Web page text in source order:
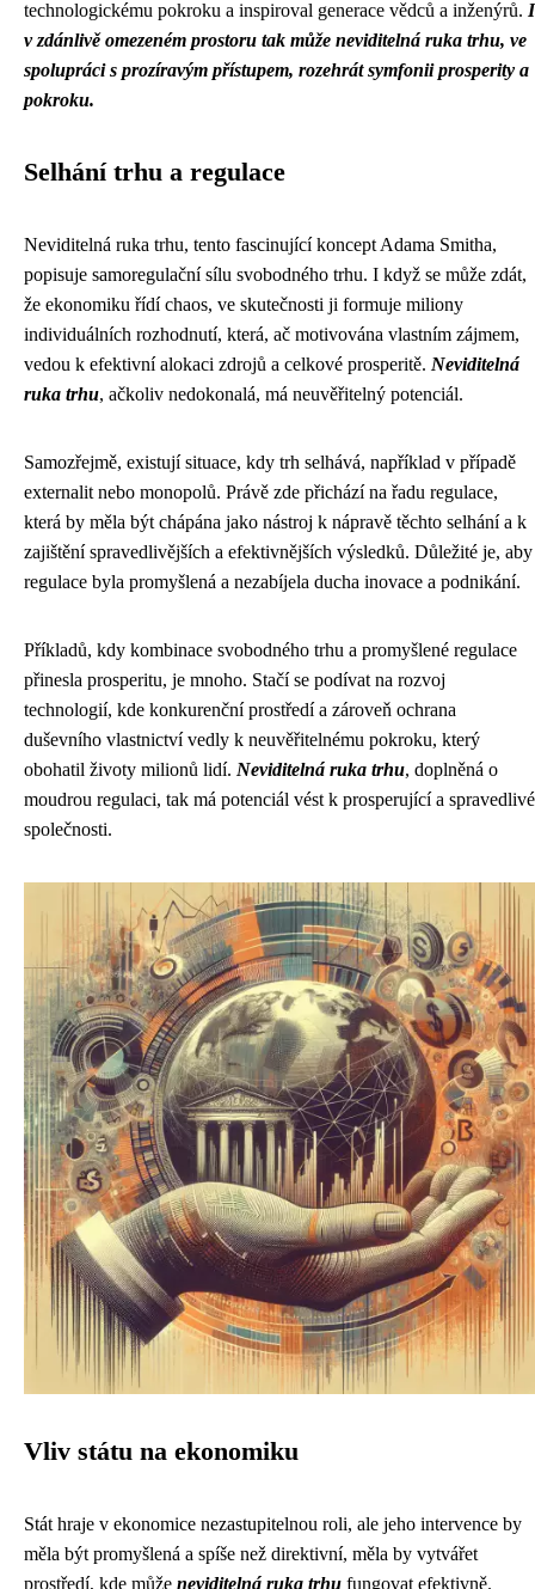
technologickému pokroku a inspiroval generace vědců a inženýrů. I
v zdánlivě omezeném prostoru tak může neviditelná ruka trhu, ve
spolupráci s prozíravým přístupem, rozehrát symfonii prosperity a
pokroku.
Selhání trhu a regulace
Neviditelná ruka trhu, tento fascinující koncept Adama Smitha,
popisuje samoregulační sílu svobodného trhu. I když se může zdát,
že ekonomiku řídí chaos, ve skutečnosti ji formuje miliony
individuálních rozhodnutí, která, ač motivována vlastním zájmem,
vedou k efektivní alokaci zdrojů a celkové prosperitě. Neviditelná
ruka trhu, ačkoliv nedokonalá, má neuvěřitelný potenciál.
Samozřejmě, existují situace, kdy trh selhává, například v případě
externalit nebo monopolů. Právě zde přichází na řadu regulace,
která by měla být chápána jako nástroj k nápravě těchto selhání a k
zajištění spravedlivějších a efektivnějších výsledků. Důležité je, aby
regulace byla promyšlená a nezabíjela ducha inovace a podnikání.
Příkladů, kdy kombinace svobodného trhu a promyšlené regulace
přinesla prosperitu, je mnoho. Stačí se podívat na rozvoj
technologií, kde konkurenční prostředí a zároveň ochrana
duševního vlastnictví vedly k neuvěřitelnému pokroku, který
obohatil životy milionů lidí. Neviditelná ruka trhu, doplněná o
moudrou regulaci, tak má potenciál vést k prosperující a spravedlivé
společnosti.
Vliv státu na ekonomiku
Stát hraje v ekonomice nezastupitelnou roli, ale jeho intervence by
měla být promyšlená a spíše než direktivní, měla by vytvářet
prostředí, kde může neviditelná ruka trhu fungovat efektivně.